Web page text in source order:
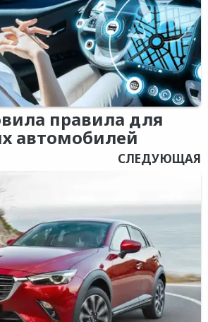
правила для
автомобилей
СЛЕДУЮЩАЯ